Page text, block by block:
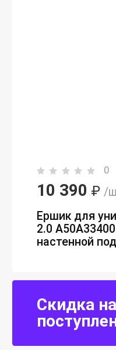
0
10 390 ₽ /
Ершик для
2.0
настенной
Скидка